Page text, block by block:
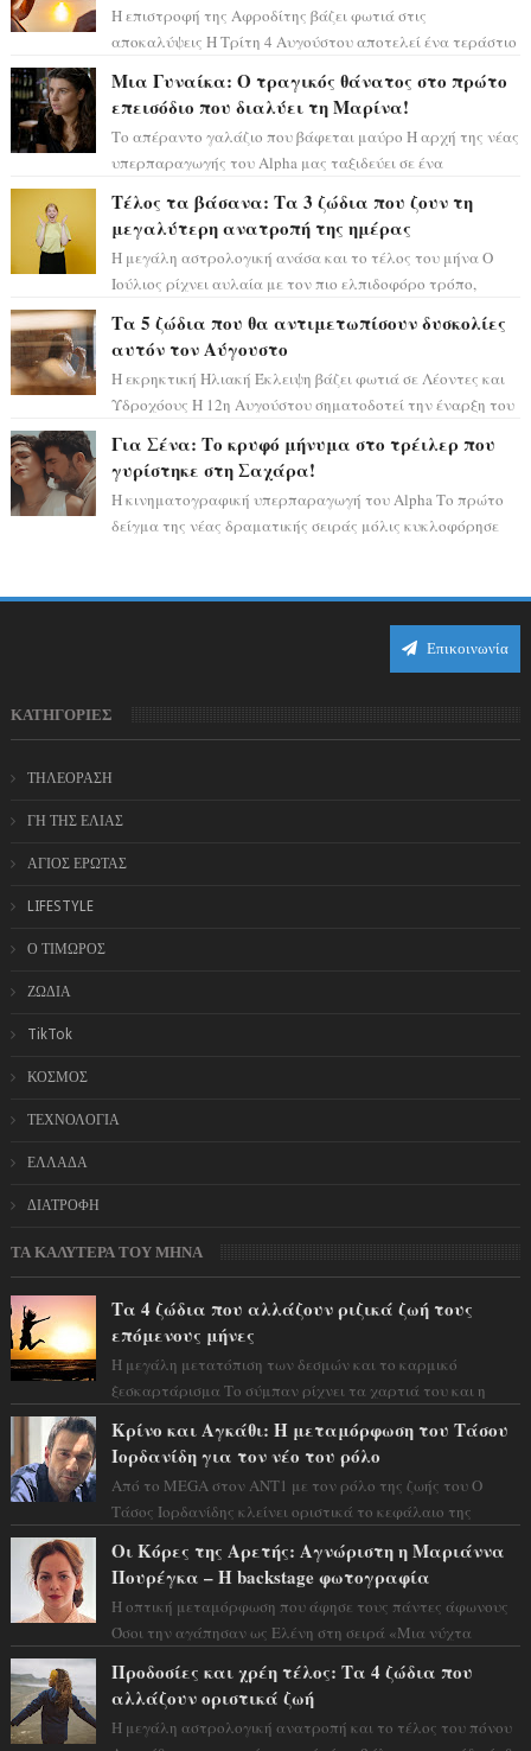
Η επιστροφή της Αφροδίτης βάζει φωτιά στις
αποκαλύψεις Η Τρίτη 4 Αυγούστου αποτελεί ένα τεράστιο
Μια Γυναίκα: Ο τραγικός θάνατος στο πρώτο
επεισόδιο που διαλύει τη Μαρίνα!
Το απέραντο γαλάζιο που βάφεται μαύρο Η αρχή της νέας
υπερπαραγωγής του Alpha μας ταξιδεύει σε ένα
Τέλος τα βάσανα: Τα 3 ζώδια που ζουν τη
μεγαλύτερη ανατροπή της ημέρας
Η μεγάλη αστρολογική ανάσα και το τέλος του μήνα Ο
Ιούλιος ρίχνει αυλαία με τον πιο ελπιδοφόρο τρόπο,
Τα 5 ζώδια που θα αντιμετωπίσουν δυσκολίες
αυτόν τον Αύγουστο
Η εκρηκτική Ηλιακή Έκλειψη βάζει φωτιά σε Λέοντες και
Υδροχόους Η 12η Αυγούστου σηματοδοτεί την έναρξη του
Για Σένα: Το κρυφό μήνυμα στο τρέιλερ που
γυρίστηκε στη Σαχάρα!
Η κινηματογραφική υπερπαραγωγή του Alpha Το πρώτο
δείγμα της νέας δραματικής σειράς μόλις κυκλοφόρησε
Επικοινωνία
ΚΑΤΗΓΟΡΙΕΣ
ΤΗΛΕΟΡΑΣΗ
ΓΗ ΤΗΣ ΕΛΙΑΣ
ΑΓΙΟΣ ΕΡΩΤΑΣ
LIFESTYLE
Ο ΤΙΜΩΡΟΣ
ΖΩΔΙΑ
TikTok
ΚΟΣΜΟΣ
ΤΕΧΝΟΛΟΓΙΑ
ΕΛΛΑΔΑ
ΔΙΑΤΡΟΦΗ
ΤΑ ΚΑΛΥΤΕΡΑ ΤΟΥ ΜΗΝΑ
Τα 4 ζώδια που αλλάζουν ριζικά ζωή τους
επόμενους μήνες
Η μεγάλη μετατόπιση των δεσμών και το καρμικό
ξεσκαρτάρισμα Το σύμπαν ρίχνει τα χαρτιά του και η
Κρίνο και Αγκάθι: Η μεταμόρφωση του Τάσου
Ιορδανίδη για τον νέο του ρόλο
Από το MEGA στον ΑΝΤ1 με τον ρόλο της ζωής του Ο
Τάσος Ιορδανίδης κλείνει οριστικά το κεφάλαιο της
Οι Κόρες της Αρετής: Αγνώριστη η Μαριάννα
Πουρέγκα – H backstage φωτογραφία
Η οπτική μεταμόρφωση που άφησε τους πάντες άφωνους
Όσοι την αγάπησαν ως Ελένη στη σειρά «Μια νύχτα
Προδοσίες και χρέη τέλος: Τα 4 ζώδια που
αλλάζουν οριστικά ζωή
Η μεγάλη αστρολογική ανατροπή και το τέλος του πόνου